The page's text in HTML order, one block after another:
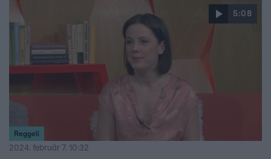
akiket a Cirque du Soleil artistaművésze, Frányó Viktor
készít fel az előadásokra. „Elég sok sérülésem van,
tulajdonképpen az lenne a fura, ha nem fájna valami” –
meséli Mohai Tamás, akinek ez volt eddigi pályafutása
leghosszabb és legkimerítőbb próbafolyamata.
5:08
Reggeli
2024. február 7. 10:32